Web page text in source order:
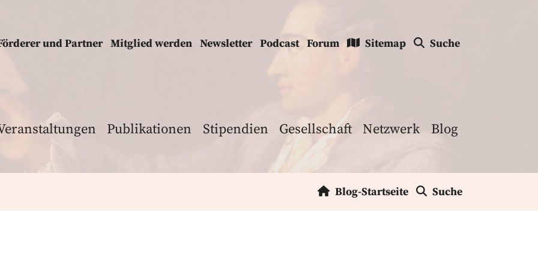
und Partner Mitglied werden Newsletter Podcast Forum Sitemap Suche
Publikationen Stipendien Gesellschaft Netzwerk Blog
Blog-Startseite Suche